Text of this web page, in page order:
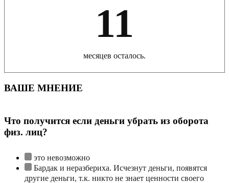
11
месяцев осталось.
ВАШЕ МНЕНИЕ
Что получится если деньги убрать из оборота
физ. лиц?
это невозможно
Бардак и неразбериха. Исчезнут деньги, появятся
другие деньги, т.к. никто не знает ценности своего